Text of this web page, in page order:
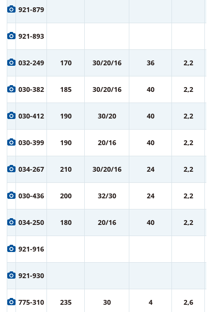
921-879
921-893
032-249 170 30/20/16 36 2,2
030-382 185 30/20/16 40 2,2
030-412 190 30/20 40 2,2
030-399 190 20/16 40 2,2
034-267 210 30/20/16 24 2,2
030-436 200 32/30 24 2,2
034-250 180 20/16 40 2,2
921-916
921-930
775-310 235 30 4 2,6